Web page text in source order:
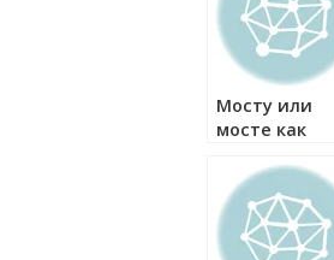
Мосту или
мосте как